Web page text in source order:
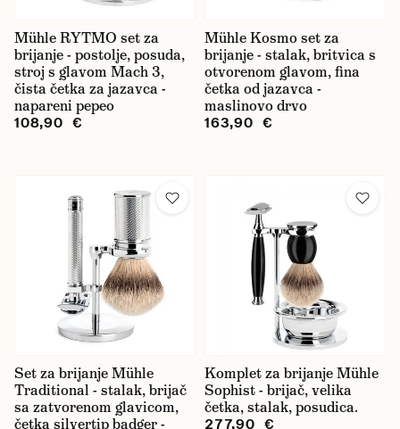
Mühle RYTMO set za
brijanje - postolje, posuda,
stroj s glavom Mach 3,
čista četka za jazavca -
napareni pepeo
108,90 €
Mühle Kosmo set za
brijanje - stalak, britvica s
otvorenom glavom, fina
četka od jazavca -
maslinovo drvo
163,90 €
Set za brijanje Mühle
Traditional - stalak, brijač
sa zatvorenom glavicom,
četka silvertip badger -
Komplet za brijanje Mühle
Sophist - brijač, velika
četka, stalak, posudica.
277,90 €